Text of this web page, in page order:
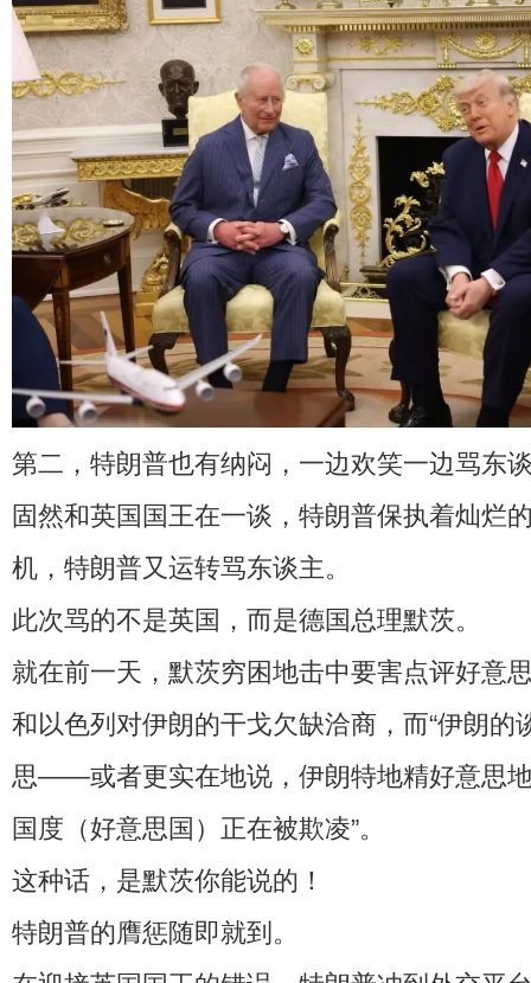
第二，特朗普也有纳闷，一边欢笑一边骂东
固然和英国国王在一谈，特朗普保执着灿烂
机，特朗普又运转骂东谈主。
此次骂的不是英国，而是德国总理默茨。
就在前一天，默茨穷困地击中要害点评好意
和以色列对伊朗的干戈欠缺洽商，而“伊朗的
思——或者更实在地说，伊朗特地精好意思
国度（好意思国）正在被欺凌”。
这种话，是默茨你能说的！
特朗普的膺惩随即就到。